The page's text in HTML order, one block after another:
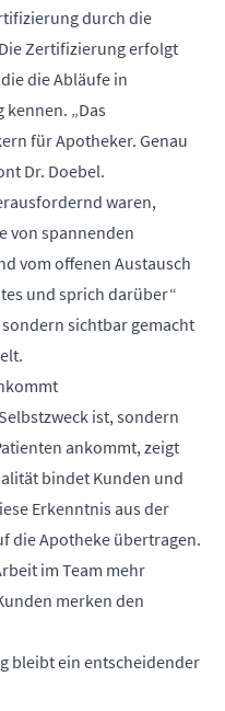
durch die
Zertifizierung erfolgt
die Abläufe in
„Das
für Apotheker. Genau
Dr. Doebel.
waren,
von spannenden
vom offenen Austausch
und sprich darüber“
sichtbar gemacht
ist, sondern
ankommt, zeigt
bindet Kunden und
Erkenntnis aus der
die Apotheke übertragen.
im Team mehr
merken den
bleibt ein entscheidender